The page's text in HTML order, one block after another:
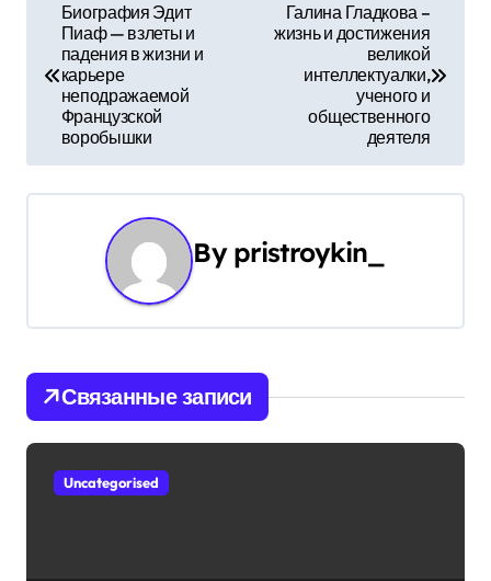
г
и
я
п
о
Биография Эдит
Пиаф — взлеты и
падения в жизни и
карьере
неподражаемой
Французской
воробышки
Галина Гладкова –
жизнь и достижения
великой
интеллектуалки,
ученого и
общественного
деятеля
By pristroykin_
Связанные записи
Uncategorised